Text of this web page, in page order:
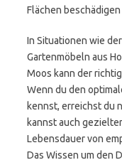
Flächen
In Situationen wie
Gartenmöbeln aus
Moos kann der
Wenn du den
kennst, erreichst du
kannst auch
Lebensdauer von
Das Wissen um den